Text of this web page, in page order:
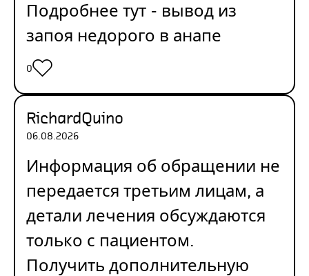
Подробнее тут - вывод из
запоя недорого в анапе
0
RichardQuino
06.08.2026
Информация об обращении не
передается третьим лицам, а
детали лечения обсуждаются
только с пациентом.
Получить дополнительную